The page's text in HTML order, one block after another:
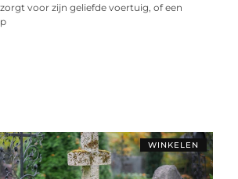
voor zijn geliefde voertuig, of een
WINKELEN